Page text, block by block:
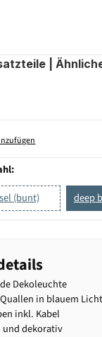
|
(bunt)
deep
Dekoleuchte
in blauem Licht
inkl. Kabel
dekorativ